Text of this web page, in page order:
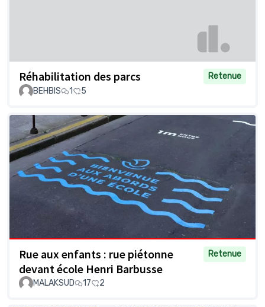
Réhabilitation des parcs
Retenue
BEHBIS
1 5
Rue aux enfants : rue piétonne
devant école Henri Barbusse
Retenue
MALAKSUD 17 2